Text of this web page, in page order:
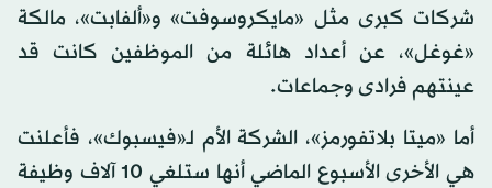
شركات كبرى مثل «مايكروسوفت» و«ألفابت»، مالكة
«غوغل»، عن أعداد هائلة من الموظفين كانت قد
عينتهم فرادى وجماعات.
أما «ميتا بلاتفورمز»، الشركة الأم لـ«فيسبوك»، فأعلنت
هي الأخرى الأسبوع الماضي أنها ستلغي 10 آلاف وظيفة